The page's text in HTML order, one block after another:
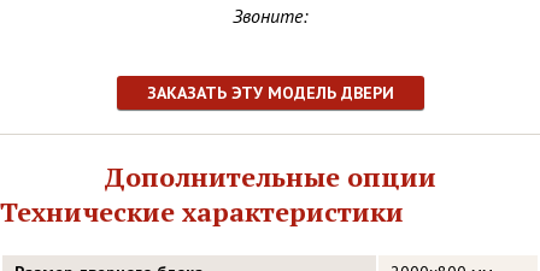
Звоните:
ЗАКАЗАТЬ ЭТУ МОДЕЛЬ ДВЕРИ
Дополнительные опции
Технические характеристики